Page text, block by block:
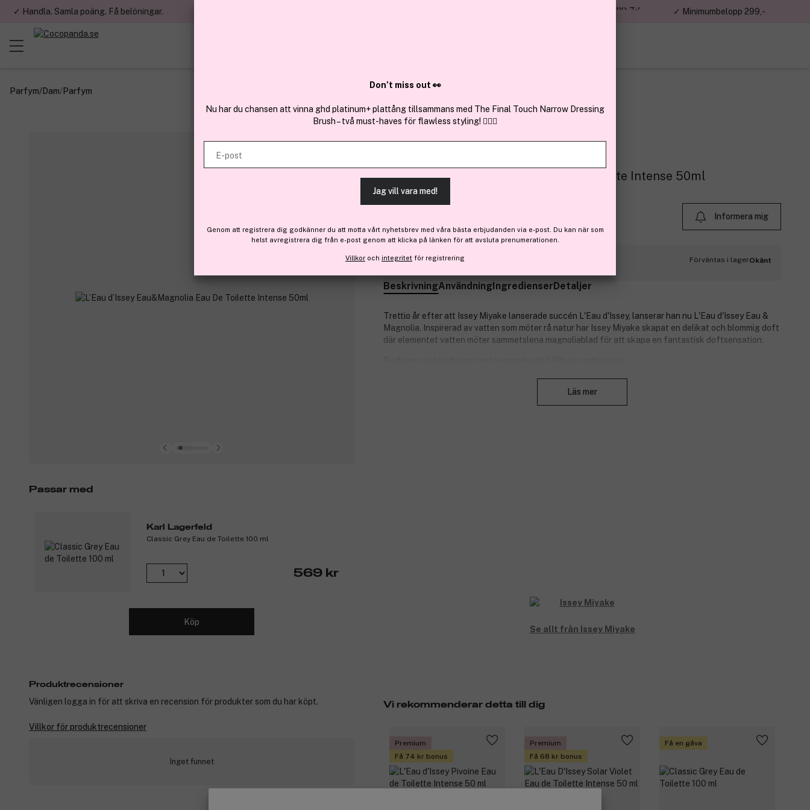
✓ Handla. Samla poäng. Få belöningar.
✓ Över 1,5 miljon kunder – Trustpilot 4,7
✓ Minimumbelopp 299,-
Parfym/Dam/Parfym
L’Eau d’Issey Eau&Magnolia Eau De Toilette Intense 50ml
852 kr
Slut i lager
Informera mig
Slut i lager Förväntas i lagerOkänt
BeskrivningAnvändningIngredienserDetaljer
Trettio år efter att Issey Miyake lanserade succén L'Eau d'Issey, lanserar han nu L'Eau d'Issey Eau &
Magnolia. Inspirerad av vatten som möter rå natur har Issey Miyake skapat en delikat och blommig doft
där elementet vatten möter sammetslena magnoliablad för att skapa en fantastisk doftsensation.
Läs mer
Passar med
Karl Lagerfeld
Classic Grey Eau de Toilette 100 ml
569 kr
Köp
Se allt från Issey Miyake
Vi rekommenderar detta till dig
Premium
Få 74 kr bonus
Premium
Få 68 kr bonus
Få en gåva
Produktrecensioner
Vänligen logga in för att skriva en recension för produkter som du har köpt.
Villkor för produktrecensioner
Inget funnet
Don’t miss out 👀
Nu har du chansen att vinna ghd platinum+ plattång tillsammans med The Final Touch Narrow Dressing
Brush – två must-haves för flawless styling! 💇‍♀️✨
E-post
Jag vill vara med!
Genom att registrera dig godkänner du att motta vårt nyhetsbrev med våra bästa erbjudanden via e-post. Du kan när som
helst avregistrera dig från e-post genom att klicka på länken för att avsluta prenumerationen.
Villkor och integritet för registrering